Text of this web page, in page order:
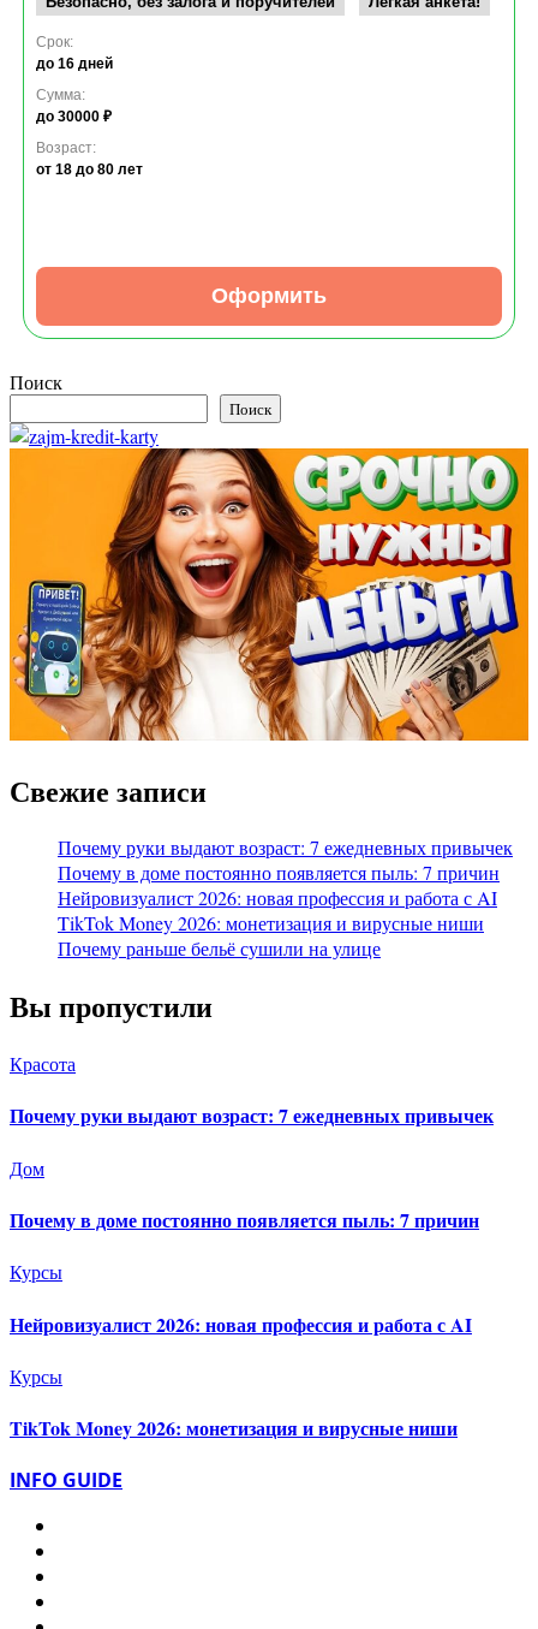
Срок:
до 16 дней
Сумма:
до 30000 ₽
Возраст:
от 18 до 80 лет
Оформить
Поиск
Поиск
Свежие записи
Почему руки выдают возраст: 7 ежедневных привычек
Почему в доме постоянно появляется пыль: 7 причин
Нейровизуалист 2026: новая профессия и работа с AI
TikTok Money 2026: монетизация и вирусные ниши
Почему раньше бельё сушили на улице
Вы пропустили
Красота
Почему руки выдают возраст: 7 ежедневных привычек
Дом
Почему в доме постоянно появляется пыль: 7 причин
Курсы
Нейровизуалист 2026: новая профессия и работа с AI
Курсы
TikTok Money 2026: монетизация и вирусные ниши
INFO GUIDE